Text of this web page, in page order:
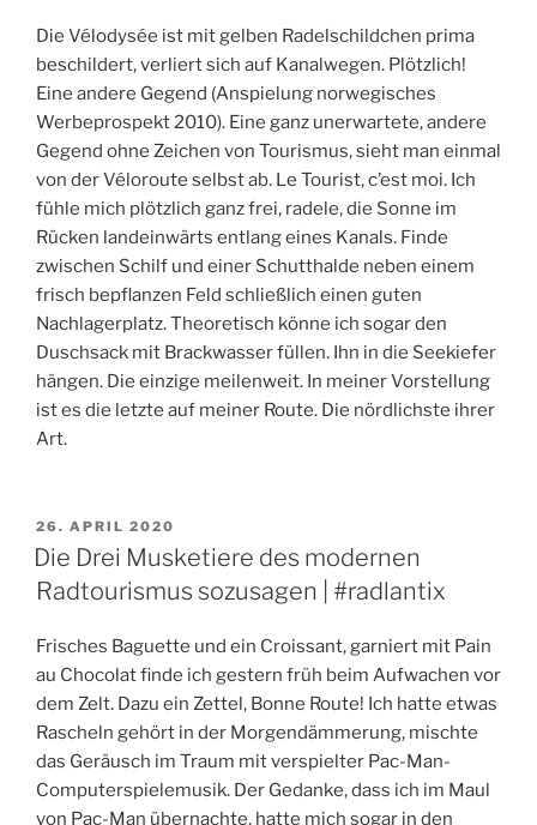
Die Vélodysée ist mit gelben Radelschildchen prima
beschildert, verliert sich auf Kanalwegen. Plötzlich!
Eine andere Gegend (Anspielung norwegisches
Werbeprospekt 2010). Eine ganz unerwartete, andere
Gegend ohne Zeichen von Tourismus, sieht man einmal
von der Véloroute selbst ab. Le Tourist, c’est moi. Ich
fühle mich plötzlich ganz frei, radele, die Sonne im
Rücken landeinwärts entlang eines Kanals. Finde
zwischen Schilf und einer Schutthalde neben einem
frisch bepflanzen Feld schließlich einen guten
Nachlagerplatz. Theoretisch könne ich sogar den
Duschsack mit Brackwasser füllen. Ihn in die Seekiefer
hängen. Die einzige meilenweit. In meiner Vorstellung
ist es die letzte auf meiner Route. Die nördlichste ihrer
Art.
VERÖFFENTLICHT
AM
26. APRIL 2020
Die Drei Musketiere des modernen
Radtourismus sozusagen | #radlantix
Frisches Baguette und ein Croissant, garniert mit Pain
au Chocolat finde ich gestern früh beim Aufwachen vor
dem Zelt. Dazu ein Zettel, Bonne Route! Ich hatte etwas
Rascheln gehört in der Morgendämmerung, mischte
das Geräusch im Traum mit verspielter Pac-Man-
Computerspielemusik. Der Gedanke, dass ich im Maul
von Pac-Man übernachte, hatte mich sogar in den